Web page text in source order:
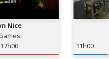
Nice
11h00